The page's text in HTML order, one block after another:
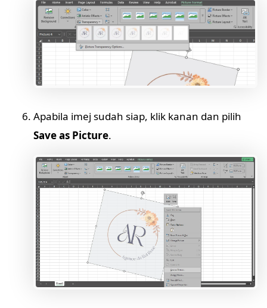
Apabila imej sudah siap, klik kanan dan pilih
Save as Picture.